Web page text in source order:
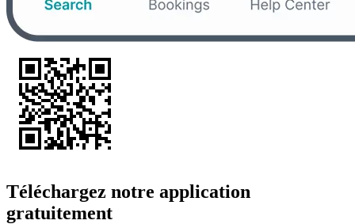
Téléchargez notre application
gratuitement